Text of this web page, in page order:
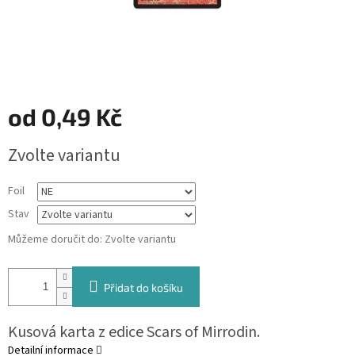
od 0,49 Kč
cena:
Zvolte variantu
Foil
Stav
Můžeme doručit do: Zvolte variantu
Přidat do košíku
Kusová karta z edice Scars of Mirrodin.
Detailní informace